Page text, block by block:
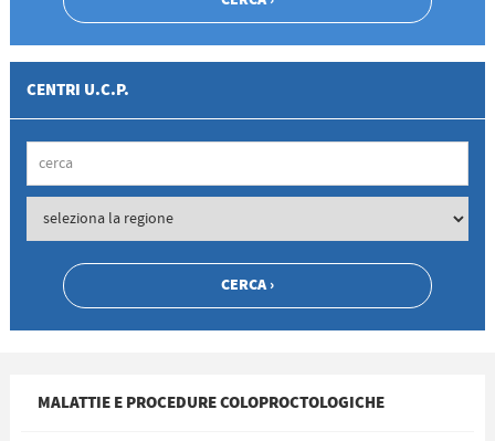
CENTRI U.C.P.
MALATTIE E PROCEDURE COLOPROCTOLOGICHE